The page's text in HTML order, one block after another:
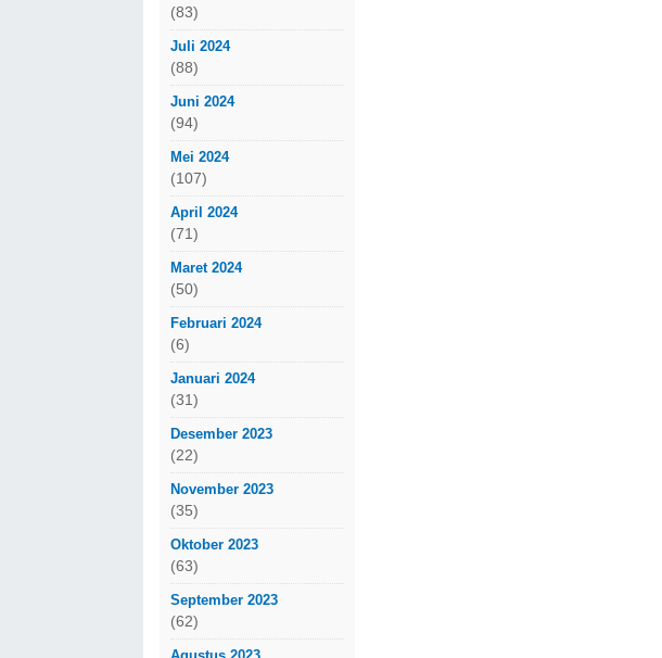
(83)
Juli 2024
(88)
Juni 2024
(94)
Mei 2024
(107)
April 2024
(71)
Maret 2024
(50)
Februari 2024
(6)
Januari 2024
(31)
Desember 2023
(22)
November 2023
(35)
Oktober 2023
(63)
September 2023
(62)
Agustus 2023